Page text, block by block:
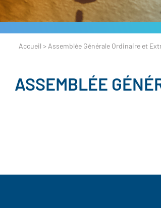
Accueil > Assemblée Générale Ordinaire et
ASSEMBLÉE